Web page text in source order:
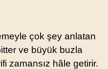
çok şey anlatan
ve büyük buzla
zamansız hâle getirir.